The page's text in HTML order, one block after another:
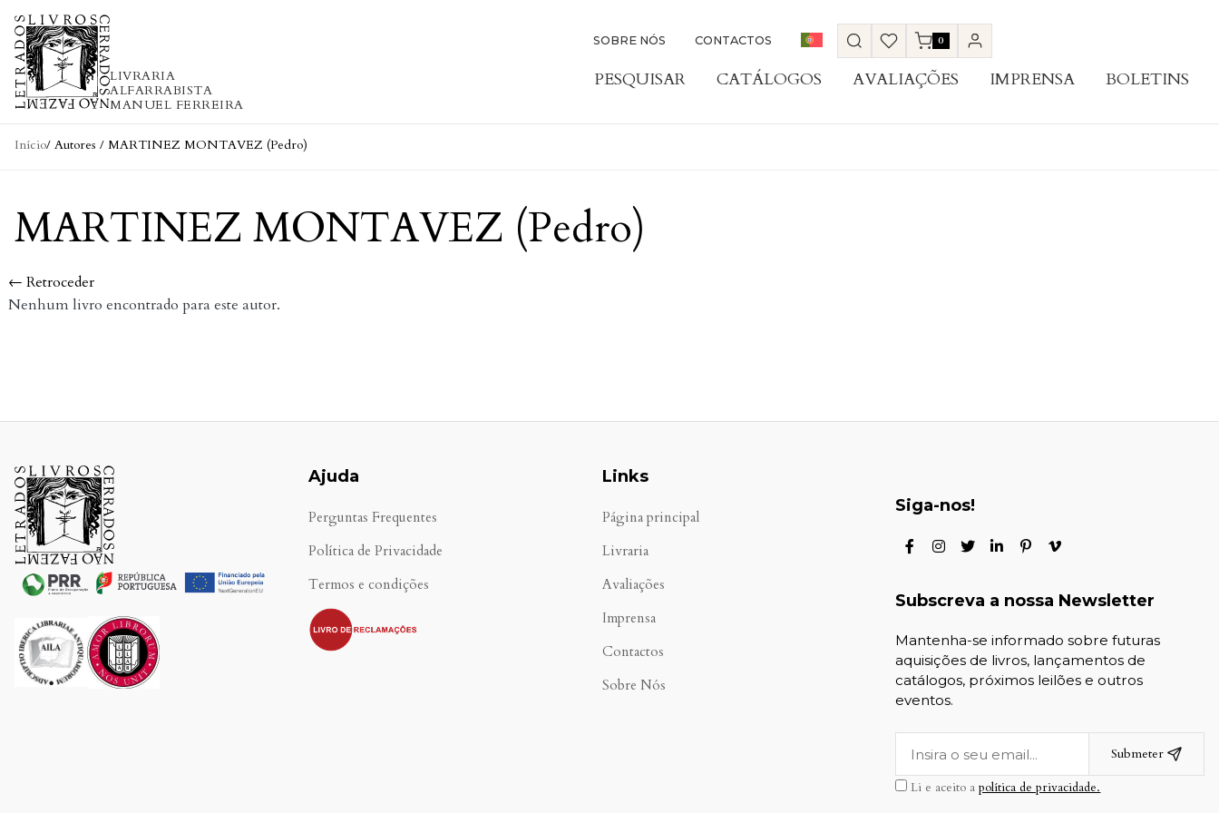
Skip to content
LIVRARIA
ALFARRABISTA
MANUEL FERREIRA
SOBRE NÓS CONTACTOS 0
PESQUISAR CATÁLOGOS AVALIAÇÕES IMPRENSA BOLETINS
Início/ Autores / MARTINEZ MONTAVEZ (Pedro)
MARTINEZ MONTAVEZ (Pedro)
← Retroceder
Nenhum livro encontrado para este autor.
Ajuda
Perguntas Frequentes
Política de Privacidade
Termos e condições
.
Links
Página principal
Livraria
Avaliações
Imprensa
Contactos
Sobre Nós
Siga-nos!
Subscreva a nossa Newsletter
Mantenha-se informado sobre futuras
aquisições de livros, lançamentos de
catálogos, próximos leilões e outros
eventos.
Submeter
Li e aceito apolítica de privacidade.